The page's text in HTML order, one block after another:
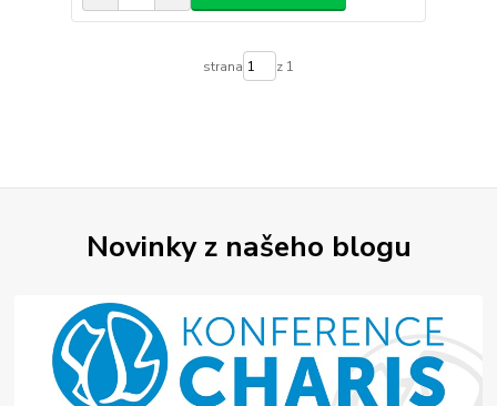
strana z 1
Novinky z našeho blogu